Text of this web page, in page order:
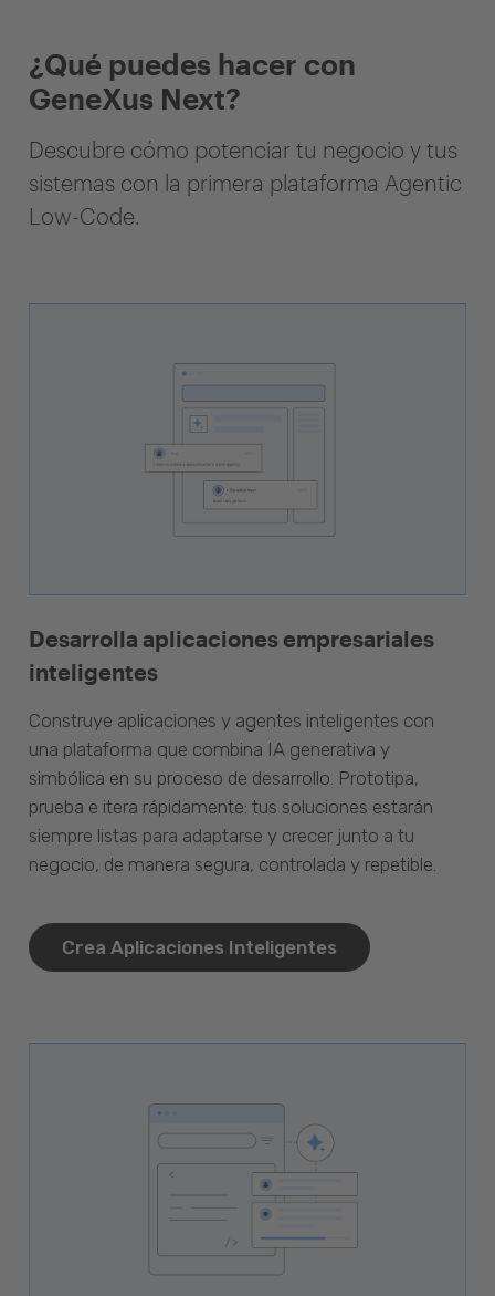
¿Qué puedes hacer con
GeneXus Next?
Descubre cómo potenciar tu negocio y tus
sistemas con la primera plataforma Agentic
Low-Code.
Desarrolla aplicaciones empresariales
inteligentes
Construye aplicaciones y agentes inteligentes con
una plataforma que combina IA generativa y
simbólica en su proceso de desarrollo. Prototipa,
prueba e itera rápidamente: tus soluciones estarán
siempre listas para adaptarse y crecer junto a tu
negocio, de manera segura, controlada y repetible.
Crea Aplicaciones Inteligentes